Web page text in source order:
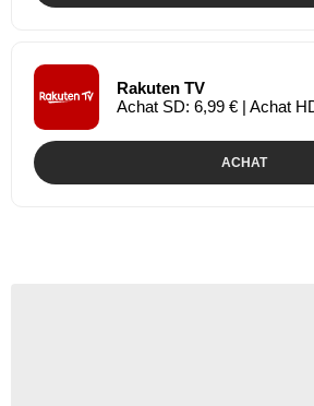
Rakuten TV
Achat SD: 6,99 € | Achat
ACHAT